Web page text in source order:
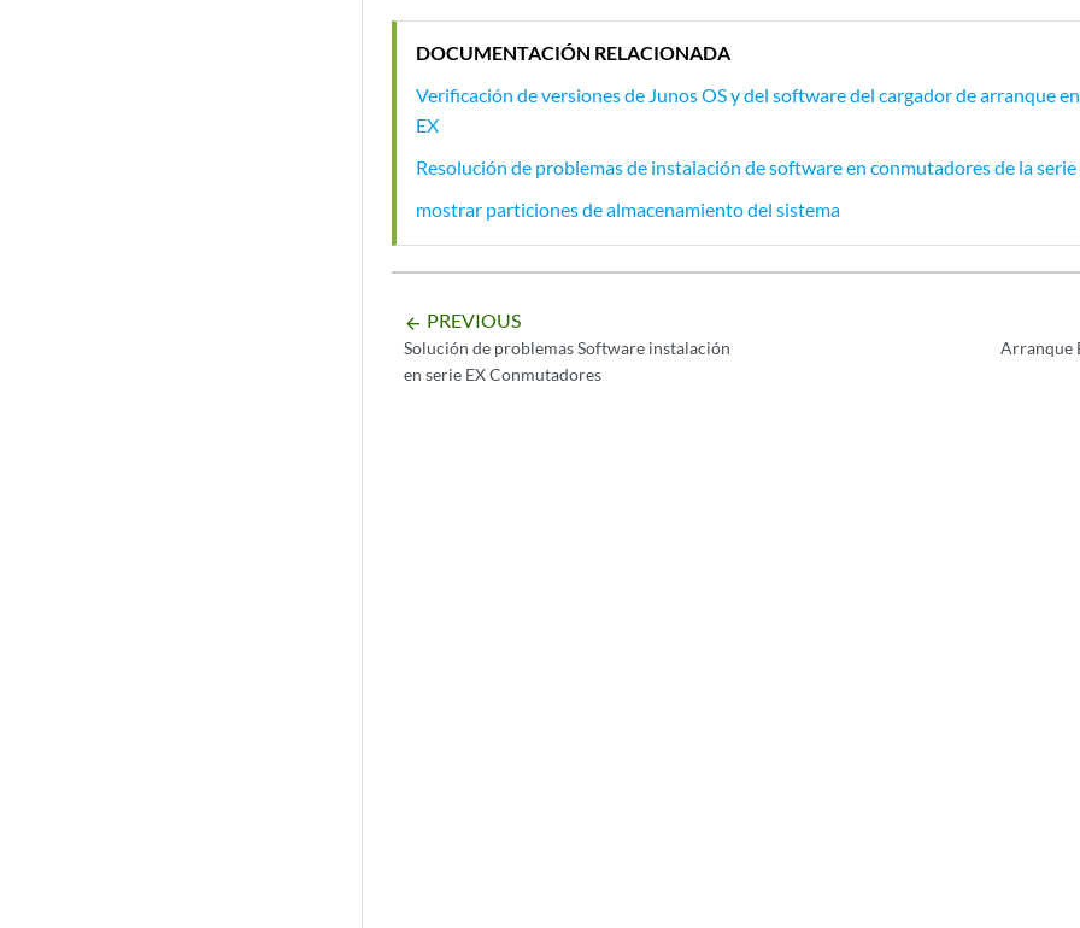
DOCUMENTACIÓN RELACIONADA
Verificación de versiones de Junos OS y del software del cargador de arranque
EX
Resolución de problemas de instalación de software en conmutadores de la serie
mostrar particiones de almacenamiento del sistema
arrow_backward PREVIOUS
Solución de problemas Software instalación
en serie EX Conmutadores
Arranque